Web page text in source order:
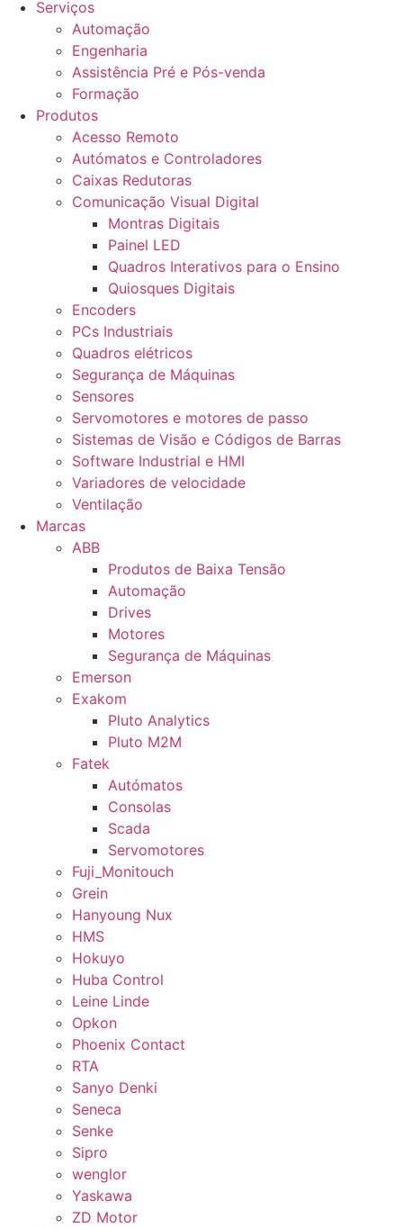
Serviços
Automação
Engenharia
Assistência Pré e Pós-venda
Formação
Produtos
Acesso Remoto
Autómatos e Controladores
Caixas Redutoras
Comunicação Visual Digital
Montras Digitais
Painel LED
Quadros Interativos para o Ensino
Quiosques Digitais
Encoders
PCs Industriais
Quadros elétricos
Segurança de Máquinas
Sensores
Servomotores e motores de passo
Sistemas de Visão e Códigos de Barras
Software Industrial e HMI
Variadores de velocidade
Ventilação
Marcas
ABB
Produtos de Baixa Tensão
Automação
Drives
Motores
Segurança de Máquinas
Emerson
Exakom
Pluto Analytics
Pluto M2M
Fatek
Autómatos
Consolas
Scada
Servomotores
Fuji_Monitouch
Grein
Hanyoung Nux
HMS
Hokuyo
Huba Control
Leine Linde
Opkon
Phoenix Contact
RTA
Sanyo Denki
Seneca
Senke
Sipro
wenglor
Yaskawa
ZD Motor